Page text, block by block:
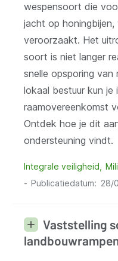
wespensoort die
jacht op
veroorzaakt. Het
soort is niet langer
snelle opsporing van
lokaal bestuur kun je
raamovereenkomst
Ontdek hoe je dit
ondersteuning vindt.
Integrale veiligheid
Publicatiedatum
28/
Vaststelling